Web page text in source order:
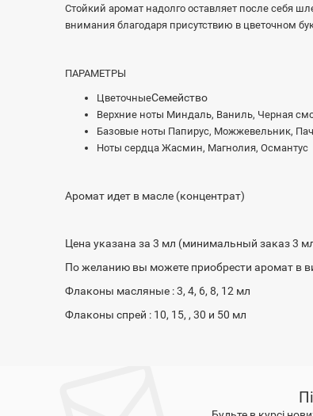
Стойкий аромат надолго оставляет после себя
внимания благодаря присутствию в цветочном
ПАРАМЕТРЫ
ЦветочныеСемейство
Верхние ноты Миндаль, Ваниль, Черная
Базовые ноты Папирус, Можжевельник,
Ноты сердца Жасмин, Магнолия, Османтус
Аромат идет в масле (концентрат)
Цена указана за 3 мл (минимальный заказ 3
По желанию вы можете приобрести аромат в
Флаконы масляные : 3, 4, 6, 8, 12 мл
Флаконы спрей : 10, 15, , 30 и 50 мл